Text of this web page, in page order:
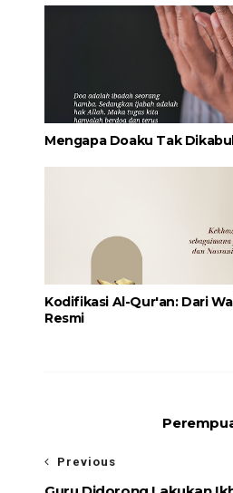
Mengapa Doaku Tak
Kodifikasi Al-Qur'an: Dari
Resmi
Previous